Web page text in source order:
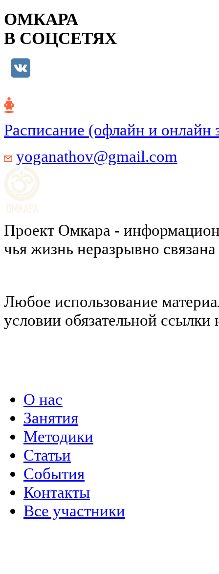
ОМКАРА
В СОЦСЕТЯХ
Расписание (офлайн и онлайн
yoganathov@gmail.com
Проект Омкара -
чья жизнь неразрывно
Любое использование
условии обязательной ссылки
О нас
Занятия
Методики
Статьи
События
Контакты
Все участники